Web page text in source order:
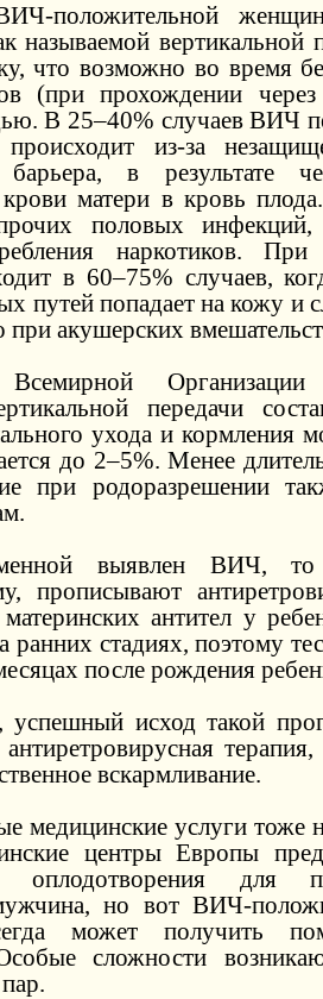
положительной
называемой вертикальной
что возможно во время
(при прохождении
В 25–40% случаев ВИЧ
из-за
барьера, в результате
матери в кровь
половых инфекций,
наркотиков.
в 60–75% случаев,
путей попадает на кожу и
при акушерских
Организации
передачи
ухода и кормления
до 2–5%. Менее
при родоразрешении
выявлен ВИЧ,
прописывают
антител у
стадиях, поэтому
после рождения
успешный исход такой
терапия,
вскармливание.
медицинские услуги тоже
центры Европы
оплодотворения
но вот ВИЧ-
может получить
сложности